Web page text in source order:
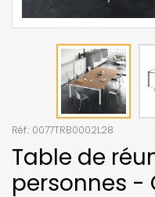
Réf.: 0077TRB0002L28
Table de
personnes -